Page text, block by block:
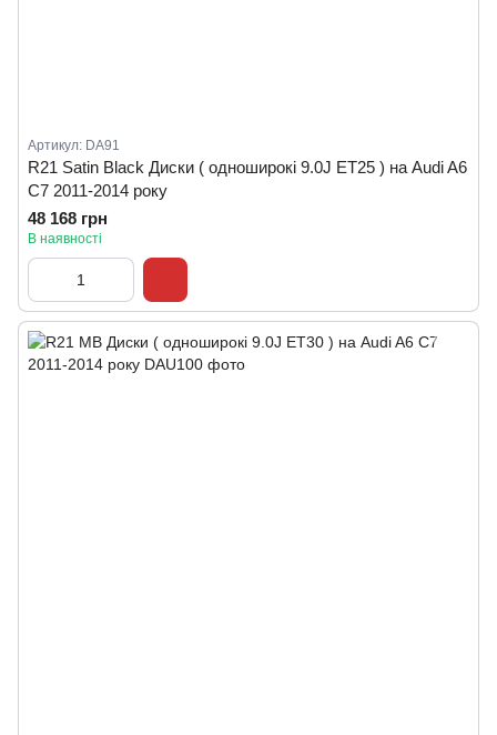
Артикул: DA91
R21 Satin Black Диски ( одноширокі 9.0J ET25 ) на Audi A6
C7 2011-2014 року
48 168 грн
В наявності